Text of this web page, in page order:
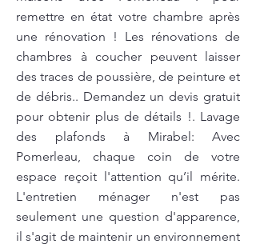
remettre en état votre chambre après
une rénovation ! Les rénovations de
chambres à coucher peuvent laisser
des traces de poussière, de peinture et
de débris.. Demandez un devis gratuit
pour obtenir plus de détails !. Lavage
des plafonds à Mirabel: Avec
Pomerleau, chaque coin de votre
espace reçoit l'attention qu’il mérite.
L'entretien ménager n'est pas
seulement une question d'apparence,
il s'agit de maintenir un environnement